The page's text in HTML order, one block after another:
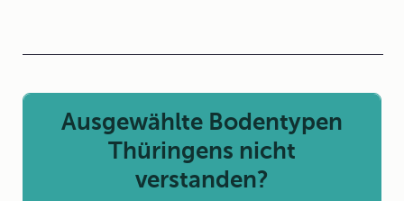
Ausgewählte Bodentypen
Thüringens nicht
verstanden?